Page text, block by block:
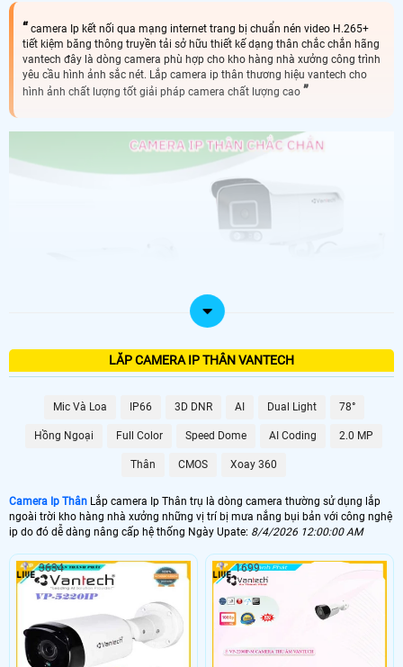
camera Ip kết nối qua mạng internet trang bị chuẩn nén video H.265+
tiết kiệm băng thông truyền tải sở hữu thiết kế dạng thân chắc chắn hãng
vantech đây là dòng camera phù hợp cho kho hàng nhà xưởng công trình
yêu cầu hình ảnh sắc nét. Lắp camera ip thân thương hiệu vantech cho
hình ảnh chất lượng tốt giải pháp camera chất lượng cao
LĂP CAMERA IP THÂN VANTECH
Mic Và Loa IP66 3D DNR AI Dual Light 78°
Hồng Ngoại Full Color Speed Dome AI Coding 2.0 MP
Thân CMOS Xoay 360
Camera Ip Thân Lắp camera Ip Thân trụ là dòng camera thường sử dụng lắp
ngoài trời kho hàng nhà xưởng những vị trí bị mưa nắng bụi bản với công nghệ
ip do đó dễ dàng nâng cấp hệ thống Ngày Upate: 8/4/2026 12:00:00 AM
3634 1699